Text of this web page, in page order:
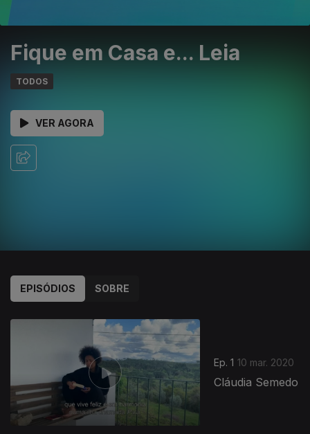
Fique em Casa e... Leia
TODOS
VER AGORA
EPISÓDIOS SOBRE
Ep. 1 10 mar. 2020
Cláudia Semedo